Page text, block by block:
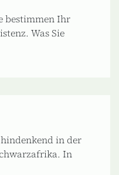
bestimmen Ihr
Was Sie
in der
In